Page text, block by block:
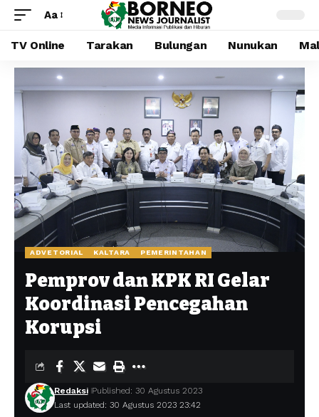
Aa
TV Online Tarakan Bulungan Nunukan
ADVETORIAL KALTARA PEMERINTAHAN
Pemprov dan KPK RI Gelar
Koordinasi Pencegahan
Korupsi
Last updated: 30 Agustus 2023 23:42
Redaksi Published: 30 Agustus 2023